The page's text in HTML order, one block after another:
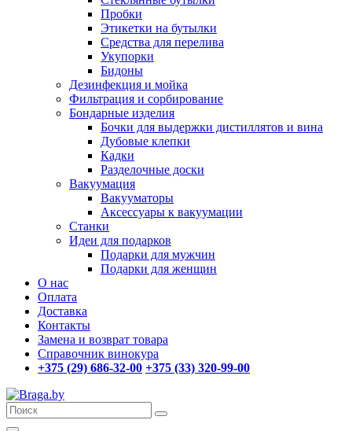
Пробки
Этикетки на бутылки
Средства для перелива
Укупорки
Бидоны
Дезинфекция и мойка
Фильтрация и сорбирование
Бондарные изделия
Бочки для выдержки дистиллятов и вина
Дубовые клепки
Кадки
Разделочные доски
Вакуумация
Вакууматоры
Аксессуары к вакуумации
Станки
Идеи для подарков
Подарки для мужчин
Подарки для женщин
О нас
Оплата
Доставка
Контакты
Замена и возврат товара
Справочник винокура
+375 (29) 686-32-00 +375 (33) 320-99-00